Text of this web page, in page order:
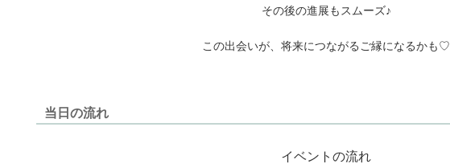
その後の進展もスムーズ♪
この出会いが、将来につながるご縁になるかも♡
当日の流れ
イベントの流れ